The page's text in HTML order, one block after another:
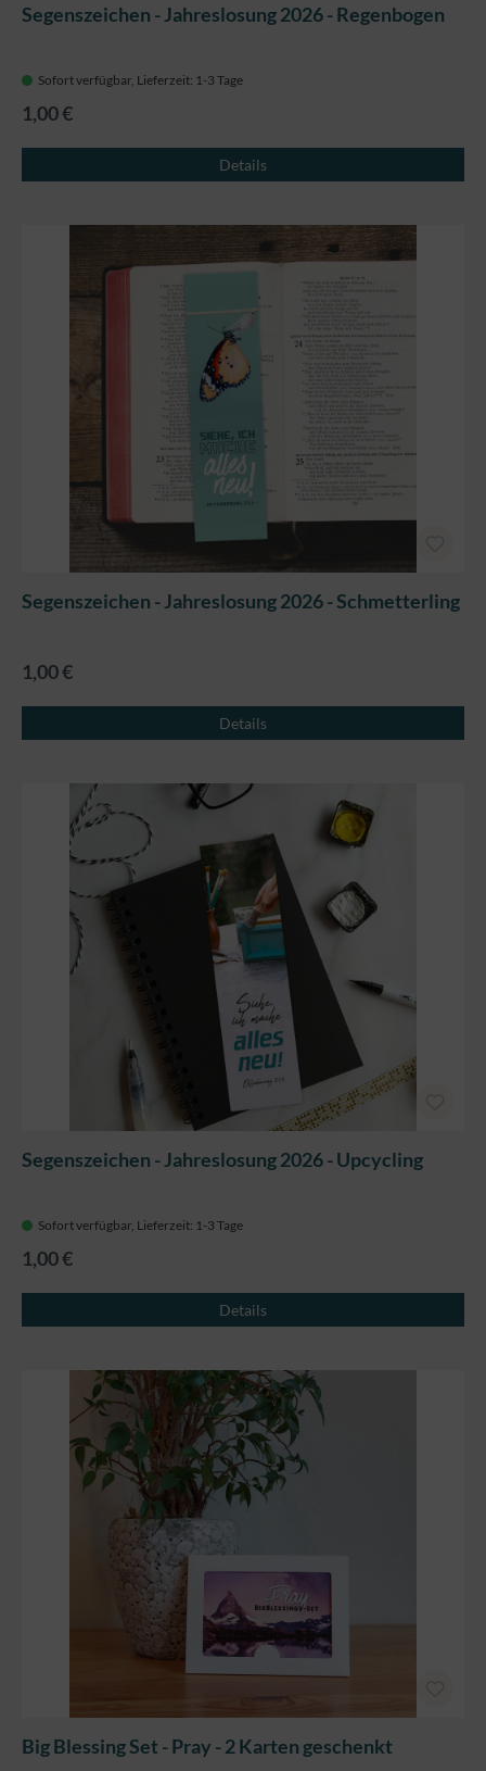
Segenszeichen - Jahreslosung 2026 - Regenbogen
Sofort verfügbar, Lieferzeit: 1-3 Tage
1,00 €
Details
Segenszeichen - Jahreslosung 2026 - Schmetterling
1,00 €
Details
Segenszeichen - Jahreslosung 2026 - Upcycling
Sofort verfügbar, Lieferzeit: 1-3 Tage
1,00 €
Details
Big Blessing Set - Pray - 2 Karten geschenkt